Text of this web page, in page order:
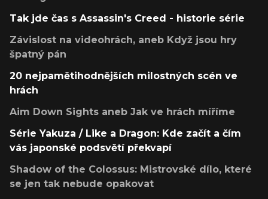
Tak jde čas s Assassin's Creed - historie série
Závislost na videohrách, aneb Když jsou hry
špatný pán
20 nejpamětihodnějších milostných scén ve
hrách
Aim Down Sights aneb Jak ve hrách míříme
Série Yakuza / Like a Dragon: Kde začít a čím
vás japonské podsvětí překvapí
Shadow of the Colossus: Mistrovské dílo, které
se jen tak nebude opakovat